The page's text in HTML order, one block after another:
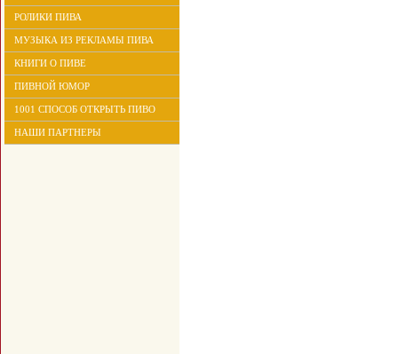
РОЛИКИ ПИВА
МУЗЫКА ИЗ РЕКЛАМЫ ПИВА
КНИГИ О ПИВЕ
ПИВНОЙ ЮМОР
1001 СПОСОБ ОТКРЫТЬ ПИВО
НАШИ ПАРТНЕРЫ